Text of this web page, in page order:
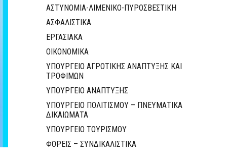
ΑΣΤΥΝΟΜΙΑ-ΛΙΜΕΝΙΚΟ-ΠΥΡΟΣΒΕΣΤΙΚΗ
ΑΣΦΑΛΙΣΤΙΚΑ
ΕΡΓΑΣΙΑΚΑ
ΟΙΚΟΝΟΜΙΚΑ
ΥΠΟΥΡΓΕΙΟ ΑΓΡΟΤΙΚΗΣ ΑΝΑΠΤΥΞΗΣ ΚΑΙ
ΤΡΟΦΙΜΩΝ
ΥΠΟΥΡΓΕΙΟ ΑΝΑΠΤΥΞΗΣ
ΥΠΟΥΡΓΕΙΟ ΠΟΛΙΤΙΣΜΟΥ – ΠΝΕΥΜΑΤΙΚΑ
ΔΙΚΑΙΩΜΑΤΑ
ΥΠΟΥΡΓΕΙΟ ΤΟΥΡΙΣΜΟΥ
ΦΟΡΕΙΣ – ΣΥΝΔΙΚΑΛΙΣΤΙΚΑ